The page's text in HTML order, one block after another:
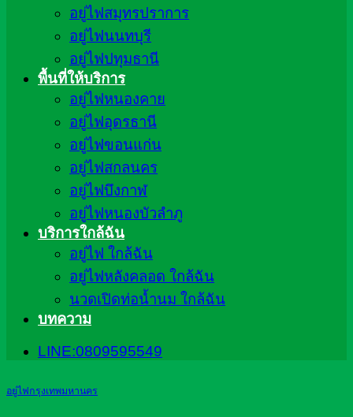
อยู่ไฟสมุทรปราการ
อยู่ไฟนนทบุรี
อยู่ไฟปทุมธานี
พื้นที่ให้บริการ
อยู่ไฟหนองคาย
อยู่ไฟอุดรธานี
อยู่ไฟขอนแก่น
อยู่ไฟสกลนคร
อยู่ไฟบึงกาฬ
อยู่ไฟหนองบัวลำภู
บริการใกล้ฉัน
อยู่ไฟ ใกล้ฉัน
อยู่ไฟหลังคลอด ใกล้ฉัน
นวดเปิดท่อน้ำนม ใกล้ฉัน
บทความ
LINE:0809595549
อยู่ไฟกรุงเทพมหานคร